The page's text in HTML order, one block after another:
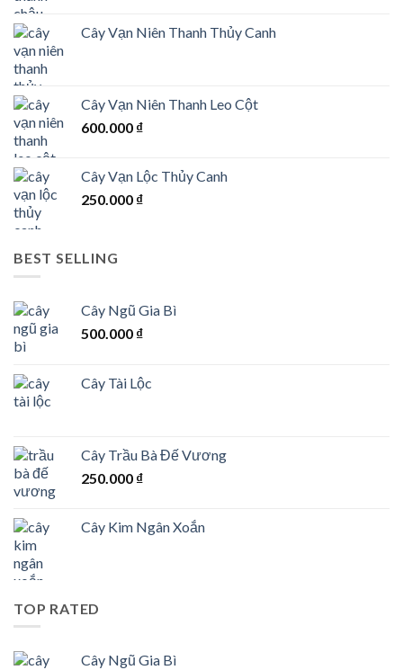
Cây Vạn Niên Thanh Thủy Canh
Cây Vạn Niên Thanh Leo Cột
600.000 ₫
Cây Vạn Lộc Thủy Canh
250.000 ₫
BEST SELLING
Cây Ngũ Gia Bì
500.000 ₫
Cây Tài Lộc
Cây Trầu Bà Đế Vương
250.000 ₫
Cây Kim Ngân Xoắn
TOP RATED
Cây Ngũ Gia Bì